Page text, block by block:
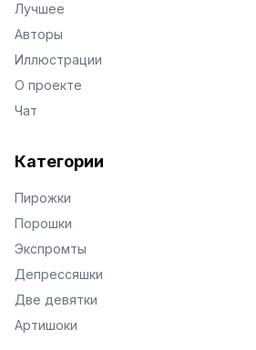
Лучшее
Авторы
Иллюстрации
О проекте
Чат
Категории
Пирожки
Порошки
Экспромты
Депрессяшки
Две девятки
Артишоки